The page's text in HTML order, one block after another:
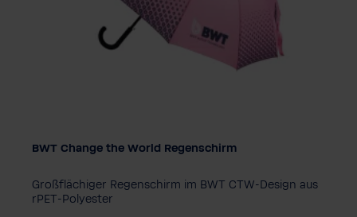
BWT Change the World Regenschirm
Großflächiger Regenschirm im BWT CTW-Design aus
rPET-Polyester